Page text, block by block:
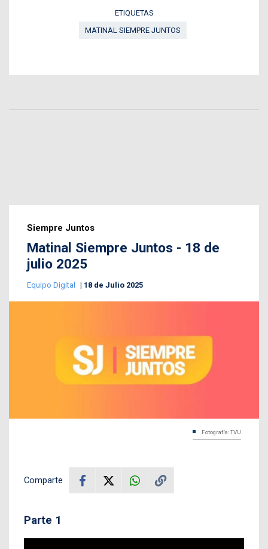
ETIQUETAS
MATINAL SIEMPRE JUNTOS
Siempre Juntos
Matinal Siempre Juntos - 18 de
julio 2025
Equipo Digital 18 de Julio 2025
Fotografía: TVU
Comparte
Parte 1